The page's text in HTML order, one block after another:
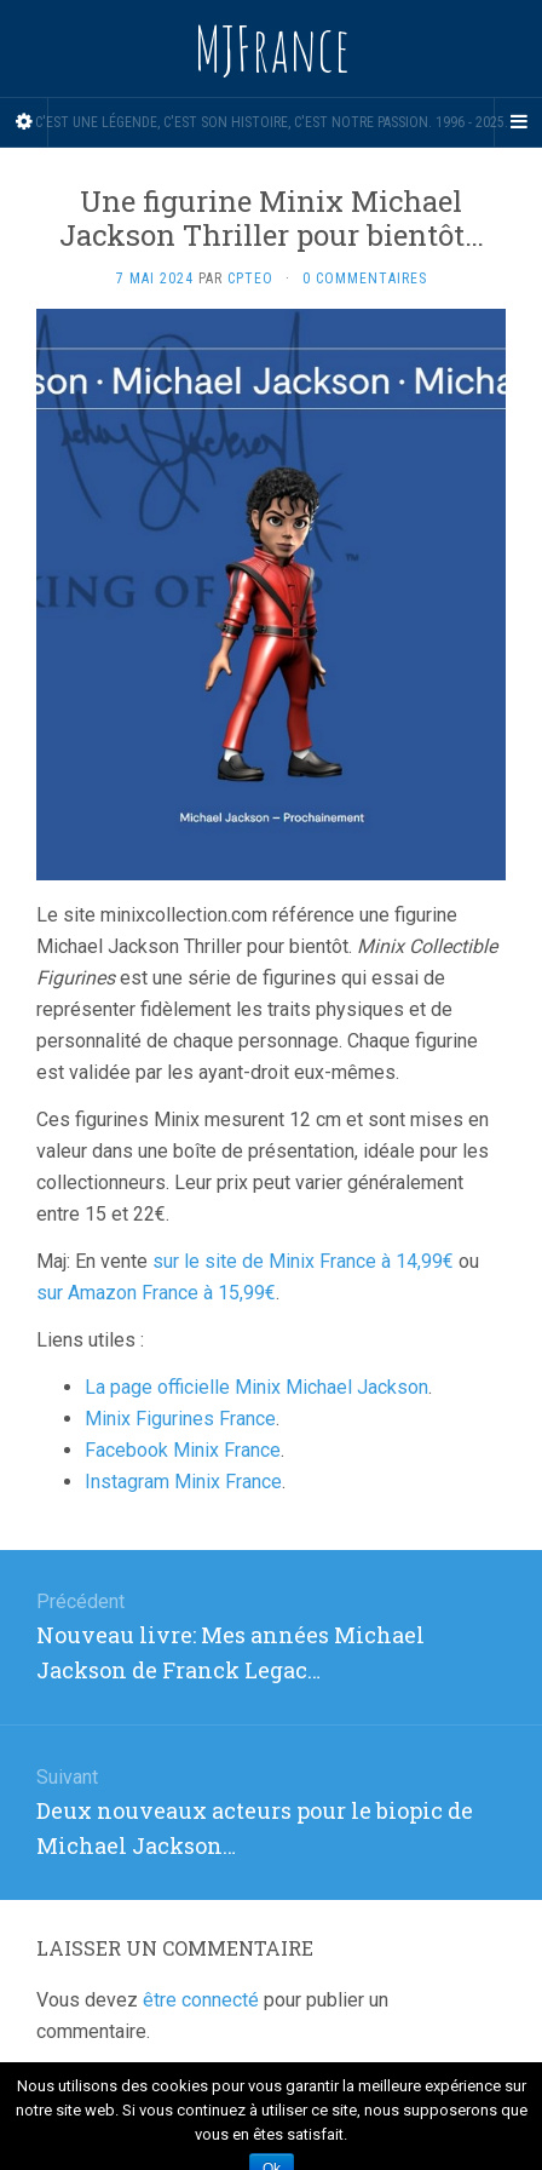
MJFrance
C'EST UNE LÉGENDE, C'EST SON HISTOIRE, C'EST NOTRE PASSION. 1996 - 2025.
Une figurine Minix Michael
Jackson Thriller pour bientôt…
7 MAI 2024 PAR CPTEO · 0 COMMENTAIRES
Le site minixcollection.com référence une figurine
Michael Jackson Thriller pour bientôt. Minix Collectible
Figurinesest une série de figurines qui essai de
représenter fidèlement les traits physiques et de
personnalité de chaque personnage. Chaque figurine
est validée par les ayant-droit eux-mêmes.
Ces figurines Minix mesurent 12 cm et sont mises en
valeur dans une boîte de présentation, idéale pour les
collectionneurs. Leur prix peut varier généralement
entre 15 et 22€.
Maj: En vente sur le site de Minix France à 14,99€ ou
sur Amazon France à 15,99€.
Liens utiles :
La page officielle Minix Michael Jackson.
Minix Figurines France.
Facebook Minix France.
Instagram Minix France.
de
l’article
Précédent
Article
précédent
Nouveau livre: Mes années Michael
Jackson de Franck Legac…
Suivant
Article
suivant
Deux nouveaux acteurs pour le biopic de
Michael Jackson…
LAISSER UN COMMENTAIRE
Vous devez être connecté pour publier un
commentaire.
Nous utilisons des cookies pour vous garantir la meilleure expérience sur
notre site web. Si vous continuez à utiliser ce site, nous supposerons que
vous en êtes satisfait.